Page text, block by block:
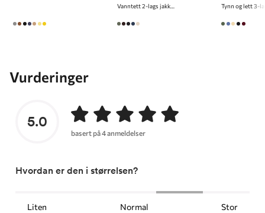
Vanntett 2-lags jakke/cape til dame
Vurderinger
5.0
basert på 4 anmeldelser
Hvordan er den i størrelsen?
Liten Normal Stor